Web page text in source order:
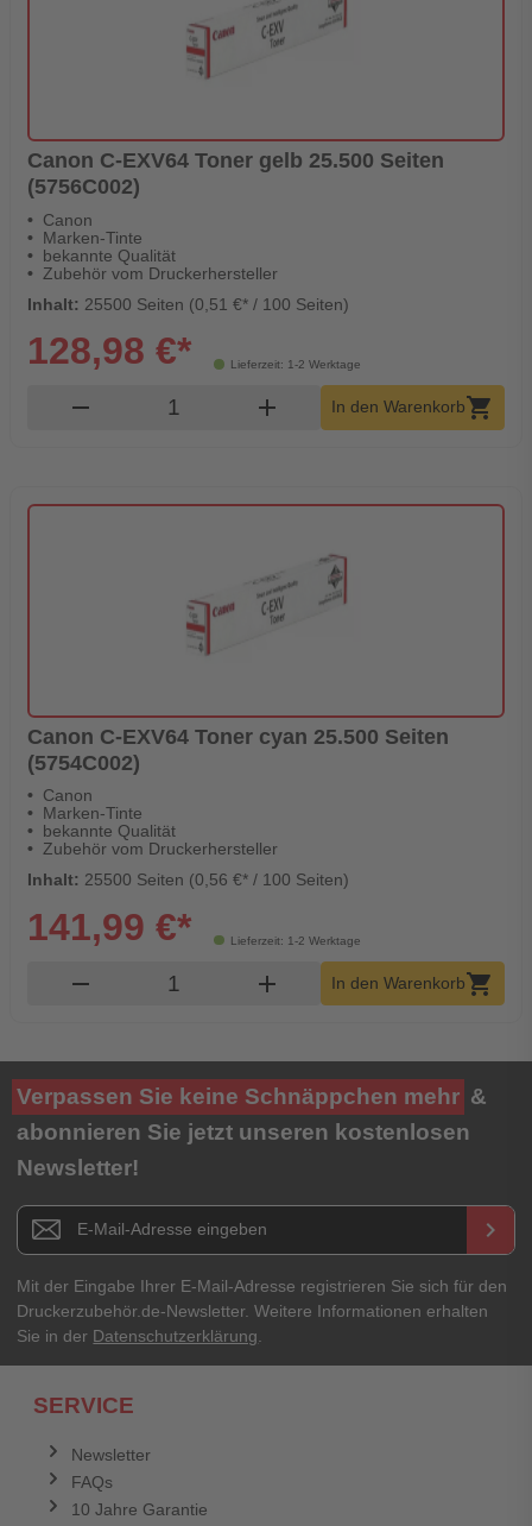
Canon C-EXV64 Toner gelb 25.500 Seiten
(5756C002)
Canon
Marken-Tinte
bekannte Qualität
Zubehör vom Druckerhersteller
Inhalt: 25500 Seiten (0,51 €* / 100 Seiten)
Lieferzeit: 1-2 Werktage
128,98 €*
remove Produkt Warenkorb Menge
add In den Warenkorbshopping_cart
Canon C-EXV64 Toner cyan 25.500 Seiten
(5754C002)
Canon
Marken-Tinte
bekannte Qualität
Zubehör vom Druckerhersteller
Inhalt: 25500 Seiten (0,56 €* / 100 Seiten)
Lieferzeit: 1-2 Werktage
141,99 €*
remove Produkt Warenkorb Menge
add In den Warenkorbshopping_cart
Verpassen Sie keine Schnäppchen mehr &
abonnieren Sie jetzt unseren kostenlosen
Newsletter!
Newsletter E-Mail Adresse keyboard_arrow_right
Mit der Eingabe Ihrer E-Mail-Adresse registrieren Sie sich für den
Druckerzubehör.de-Newsletter. Weitere Informationen erhalten
Sie in der Datenschutzerklärung
SERVICE
Newsletter
FAQs
10 Jahre Garantie